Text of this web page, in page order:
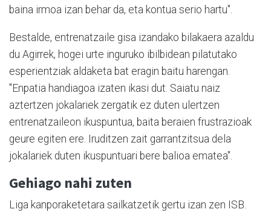
baina irmoa izan behar da, eta kontua serio hartu".
Bestalde, entrenatzaile gisa izandako bilakaera azaldu
du Agirrek, hogei urte inguruko ibilbidean pilatutako
esperientziak aldaketa bat eragin baitu harengan.
"Enpatia handiagoa izaten ikasi dut. Saiatu naiz
aztertzen jokalariek zergatik ez duten ulertzen
entrenatzaileon ikuspuntua, baita beraien frustrazioak
geure egiten ere. Iruditzen zait garrantzitsua dela
jokalariek duten ikuspuntuari bere balioa ematea".
Gehiago nahi zuten
Liga kanporaketetara sailkatzetik gertu izan zen ISB.